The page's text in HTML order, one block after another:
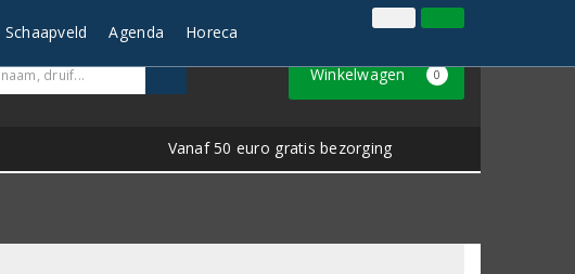
Klantenservice
Winkelwagen 0
Vanaf 50 euro gratis bezorging
Schaapveld Agenda Horeca